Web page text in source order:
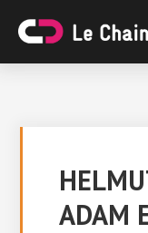
ADAM